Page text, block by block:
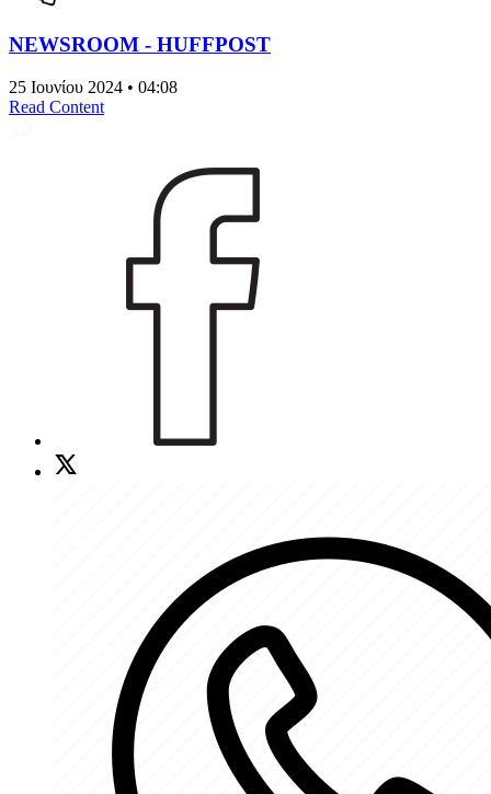
NEWSROOM - HUFFPOST
25 Ιουνίου 2024 • 04:08
Read Content